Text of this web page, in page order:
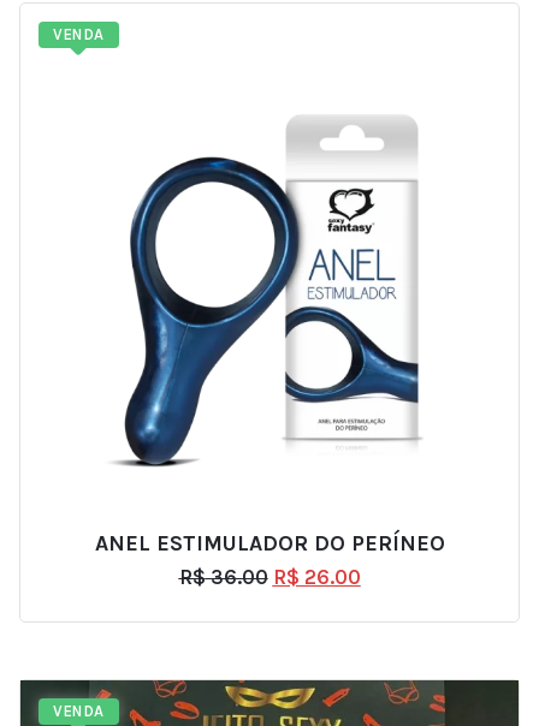
VENDA
ANEL ESTIMULADOR DO PERÍNEO
R$36.00 R$ 26.00
VENDA